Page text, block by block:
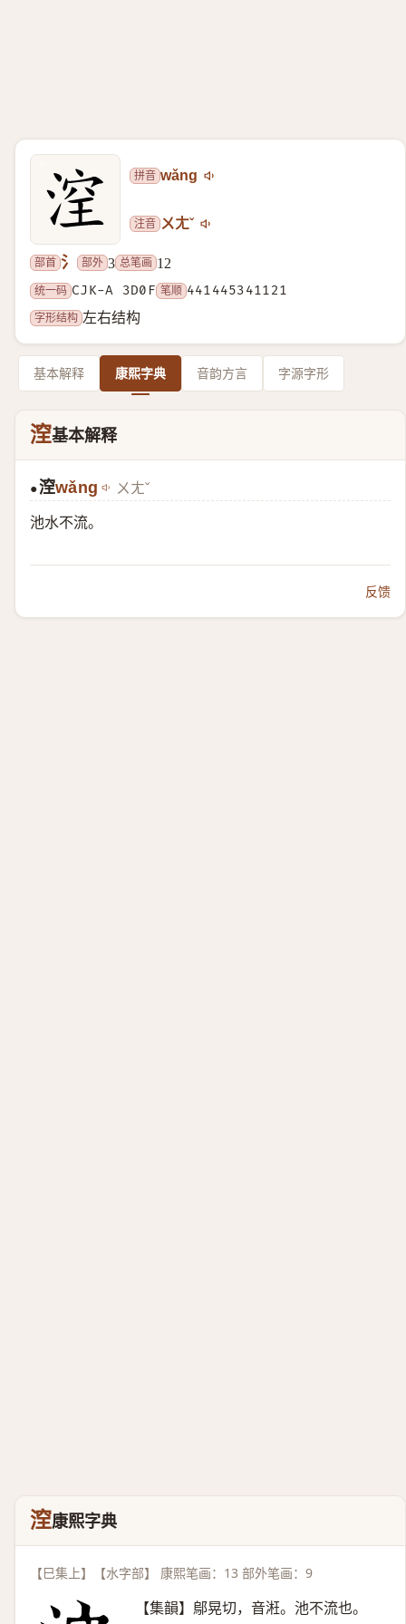
拼音 wǎng
注音 ㄨㄤˇ
部首 氵 部外 3 总笔画 12
统一码 CJK-A 3D0F 笔顺 441445341121
字形结构 左右结构
基本解释 康熙字典 音韵方言 字源字形
㴏基本解释
●㴏wǎng ㄨㄤˇ
池水不流。
反馈
㴏康熙字典
【巳集上】【水字部】 康熙笔画：13 部外笔画：9
【集韻】鄔晃切，音㳹。池不流也。